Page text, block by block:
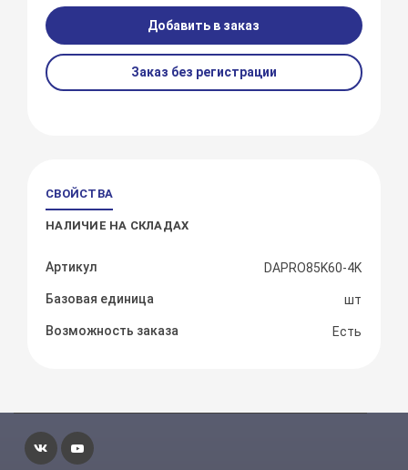
Добавить в заказ
Заказ без регистрации
СВОЙСТВА
НАЛИЧИЕ НА СКЛАДАХ
Артикул DAPRO85K60-4K
Базовая единица шт
Возможность заказа Есть